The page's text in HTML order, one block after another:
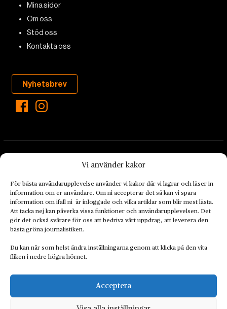
Vi använder kakor
För bästa användarupplevelse använder vi kakor där vi lagrar och läser in
information om er användare. Om ni accepterar det så kan vi spara
information om ifall ni är inloggade och vilka artiklar som blir mest lästa.
Att tacka nej kan påverka vissa funktioner och användarupplevelsen. Det
gör det också svårare för oss att bedriva vårt uppdrag, att leverera den
bästa gröna journalistiken.
Du kan när som helst ändra inställningarna genom att klicka på den vita
fliken i nedre högra hörnet.
Acceptera
Mina sidor
Om oss
Stöd oss
Kontakta oss
Nyhetsbrev
Landets Fria Tidning är en nyhetstidning med bred bevakning av
det viktigaste som händer lokalt och globalt och med fokus på
omställningsrörelsen. En omställning till ett hållbart samhälle går
både via starka och lika rättigheter för alla människor, minskade
ekonomiska och sociala klyftor, samt utrymme för allt levande att
utvecklas och frodas.